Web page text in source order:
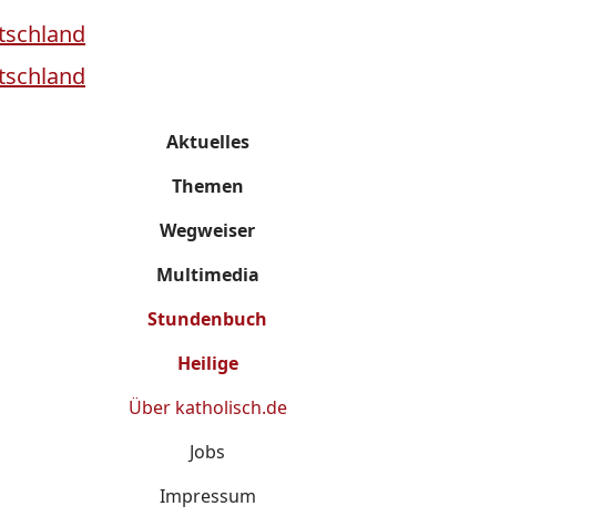
Aktuelles
Themen
Wegweiser
Multimedia
Stundenbuch
Heilige
Über katholisch.de
Jobs
Impressum